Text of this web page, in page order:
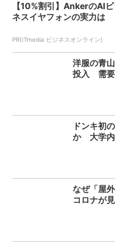
【10%割引】AnkerのAI
ネスイヤフォンの実力は
PR(ITmedia ビジネスオンライン)
洋服の青
投入 需要
ドンキ初
か 大学内
なぜ「屋
コロナが